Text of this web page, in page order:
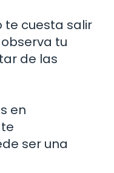
te cuesta salir
tu
de las
en
ser una